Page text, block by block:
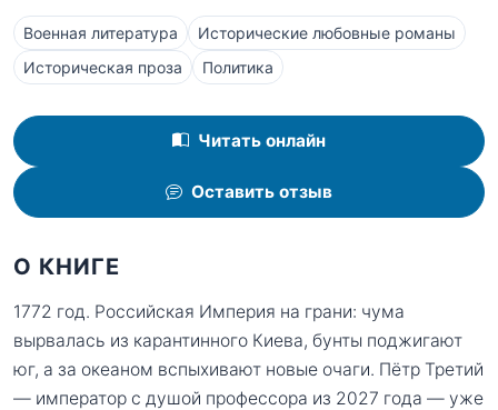
Военная литература
Исторические любовные романы
Историческая проза
Политика
Читать онлайн
Оставить отзыв
О КНИГЕ
1772 год. Российская Империя на грани: чума
вырвалась из карантинного Киева, бунты поджигают
юг, а за океаном вспыхивают новые очаги. Пётр Третий
— император с душой профессора из 2027 года — уже